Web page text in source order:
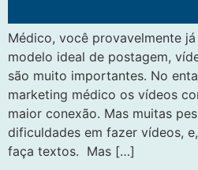
Médico, você provavelmente
modelo ideal de postagem,
são muito importantes. No
marketing médico os vídeos
maior conexão. Mas muitas
dificuldades em fazer vídeos,
faça textos. Mas […]